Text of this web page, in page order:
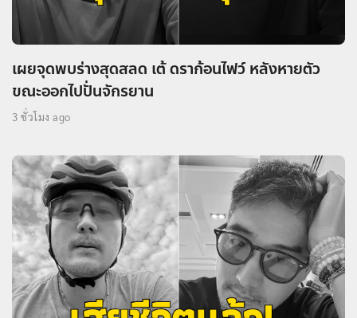
เผยจุดพบร่างสุดสลด เต้ ดราก้อนไฟว์ หลังหายตัว
ขณะออกไปปั่นจักรยาน
3 ชั่วโมง ago